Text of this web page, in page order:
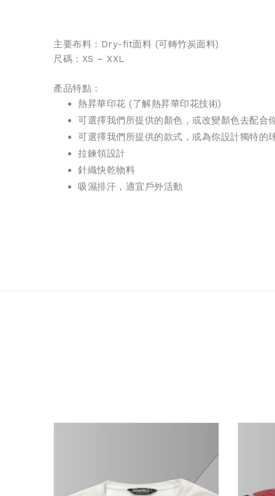
主要布料：Dry-fit面料 (可轉竹炭面料)
尺碼：XS – XXL
產品特點：
熱昇華印花 (了解熱昇華印花技術)
可選擇我們所提供的顏色，或改變顏色去配合
可選擇我們所提供的款式，或為你設計獨特的
拉鍊領設計
針織快乾物料
吸濕排汗，適宜戶外活動